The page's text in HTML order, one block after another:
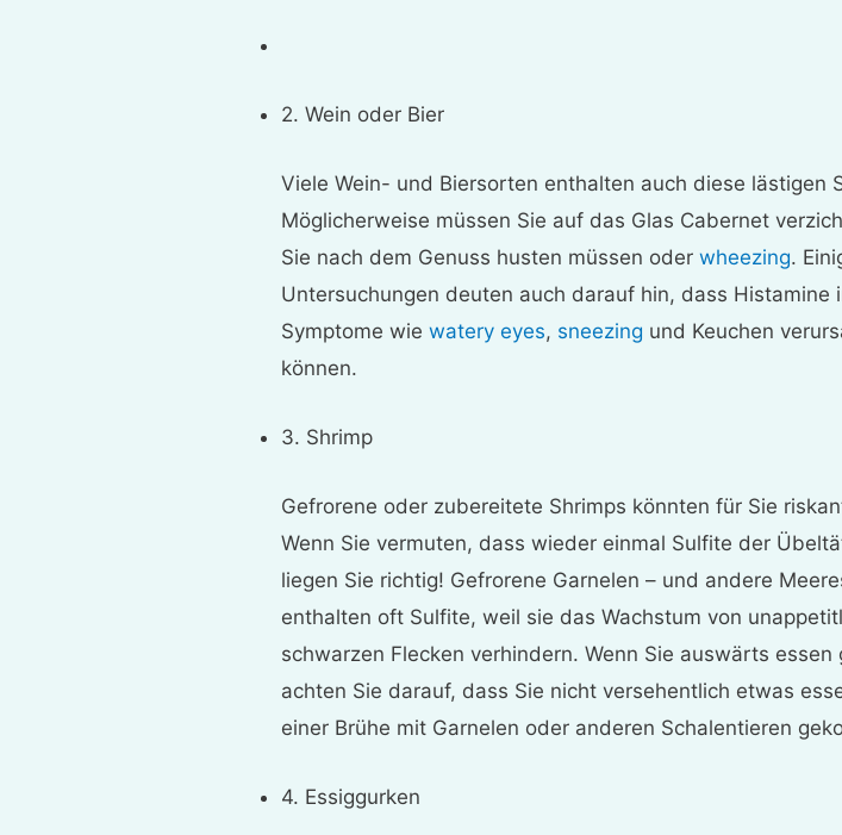
2. Wein oder Bier
Viele Wein- und Biersorten enthalten auch diese lästigen
Möglicherweise müssen Sie auf das Glas Cabernet
Sie nach dem Genuss husten müssen oderwheezing.
Untersuchungen deuten auch darauf hin, dass Histamine
Symptome wiewatery eyes, sneezing und Keuchen
können.
3. Shrimp
Gefrorene oder zubereitete Shrimps könnten für Sie
Wenn Sie vermuten, dass wieder einmal Sulfite der
liegen Sie richtig! Gefrorene Garnelen – und andere
enthalten oft Sulfite, weil sie das Wachstum von
schwarzen Flecken verhindern. Wenn Sie auswärts essen
achten Sie darauf, dass Sie nicht versehentlich etwas
einer Brühe mit Garnelen oder anderen Schalentieren
4. Essiggurken